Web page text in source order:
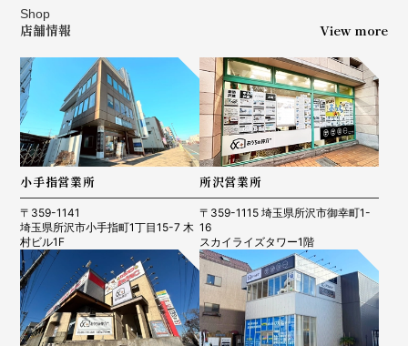
Shop
店舗情報 View more
小手指営業所
〒359-1141
埼玉県所沢市小手指町1丁目15-7 木
村ビル1F
所沢営業所
〒359-1115 埼玉県所沢市御幸町1-
16
スカイライズタワー1階